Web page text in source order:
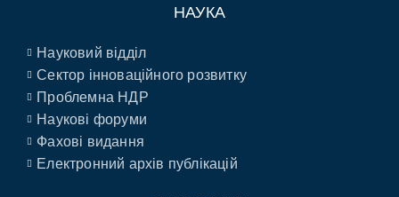
НАУКА
Науковий відділ
Сектор інноваційного розвитку
Проблемна НДР
Наукові форуми
Фахові видання
Електронний архів публікацій